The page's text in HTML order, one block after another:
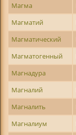
Магма
Магматий
Магматический
Магматогенный
Магнадура
Магналий
Магналить
Магналиум